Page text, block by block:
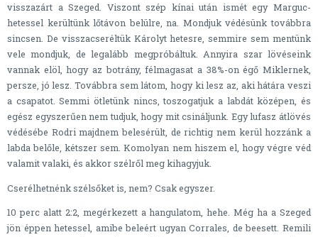
visszazárt a Szeged. Viszont szép kínai után ismét egy Marguc-
hetessel kerültünk lőtávon belülre, na. Mondjuk védésünk továbbra
sincsen. De visszacseréltük Károlyt hetesre, semmire sem mentünk
vele mondjuk, de legalább megpróbáltuk. Annyira szar lövéseink
vannak elöl, hogy az botrány, félmagasat a 38%-on égő Miklernek,
persze, jó lesz. Továbbra sem látom, hogy ki lesz az, aki hátára veszi
a csapatot. Semmi ötletünk nincs, toszogatjuk a labdát középen, és
egész egyszerűen nem tudjuk, hogy mit csináljunk. Egy lufasz átlövés
védésébe Rodri majdnem belesérült, de richtig nem kerül hozzánk a
labda belőle, kétszer sem. Komolyan nem hiszem el, hogy végre véd
valamit valaki, és akkor szélről meg kihagyjuk.
Cserélhetnénk szélsőket is, nem? Csak egyszer.
10 perc alatt 2:2, megérkezett a hangulatom, hehe. Még ha a Szeged
jön éppen hetessel, amibe beleért ugyan Corrales, de beesett. Remili